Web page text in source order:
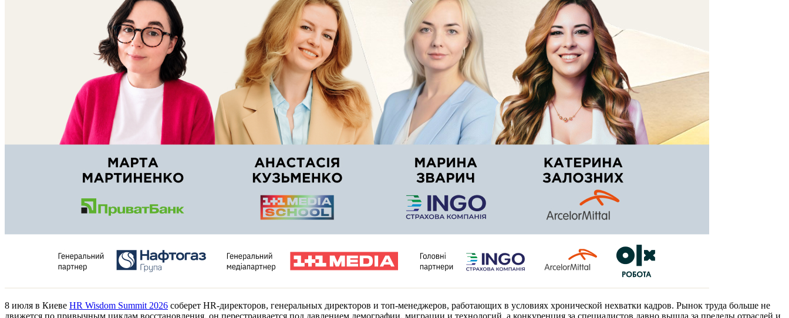
8 июля в Киеве HR Wisdom Summit 2026 соберет HR-директоров, генеральных директоров и топ-менеджеров, работающих в условиях хронической нехватки кадров. Рынок труда больше не
движется по привычным циклам восстановления, он перестраивается под давлением демографии, миграции и технологий, а конкуренция за специалистов давно вышла за пределы отраслей и